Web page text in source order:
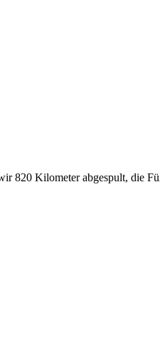
820 Kilometer abgespult, die